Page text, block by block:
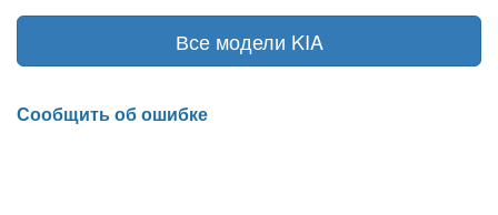
Все модели KIA
Сообщить об ошибке